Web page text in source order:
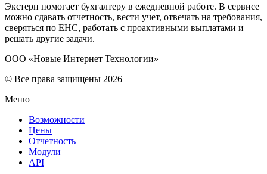
Экстерн помогает бухгалтеру в ежедневной работе. В сервисе
можно сдавать отчетность, вести учет, отвечать на требования,
сверяться по ЕНС, работать с проактивными выплатами и
решать другие задачи.
ООО «Новые Интернет Технологии»
© Все права защищены 2026
Меню
Возможности
Цены
Отчетность
Модули
API